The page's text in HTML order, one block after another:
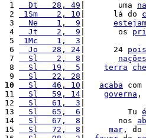
1
  Dt   28, 49
|       uma
2
1Sm    2, 10 |      lá do
3
  Ne    1,  9
estejam
4
  Jt    2,  9
|       os
5
1Mc    1,  3 |
6
  Jo   28, 24
|      24 pois
7
  Sl    2,  8
nações
8
  Sl   19,  5
terra
9
  Sl   22, 28
|
10
  Sl   46, 10
acaba com
11
  Sl   59, 14
governa ,
12
  Sl   61,  3
|
13
  Sl   65,  6
|         Tu
14
  Sl   67,  8
|       nos
15
  Sl   72,  8
mar , do